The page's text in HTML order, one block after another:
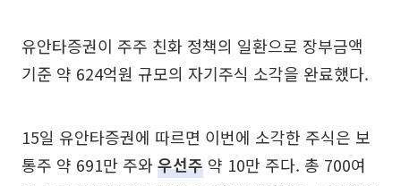
유안타증권이 주주 친화 정책의 일환으로 장부금액
기준 약 624억원 규모의 자기주식 소각을 완료했다.
15일 유안타증권에 따르면 이번에 소각한 주식은 보
통주 약 691만 주와우선주 약 10만 주다. 총 700여